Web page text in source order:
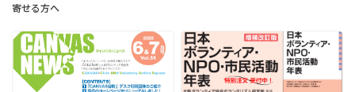
寄せる方へ